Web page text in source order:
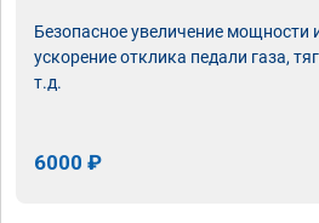
Безопасное увеличение мощности
ускорение отклика педали газа,
т.д.
6000 ₽